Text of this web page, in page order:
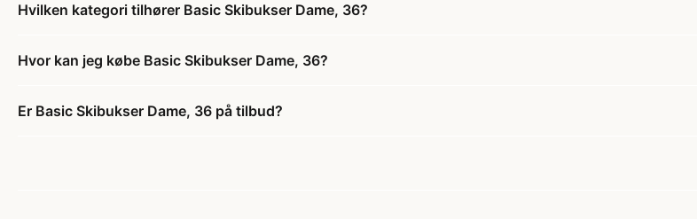
Hvilken kategori tilhører Basic Skibukser Dame, 36?
Hvor kan jeg købe Basic Skibukser Dame, 36?
Er Basic Skibukser Dame, 36 på tilbud?